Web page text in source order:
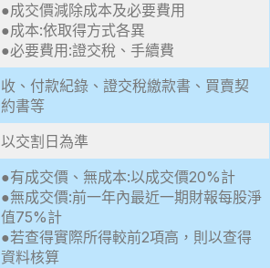
●成交價減除成本及必要費用
●成本:依取得方式各異
●必要費用:證交稅、手續費
收、付款紀錄、證交稅繳款書、買賣契
約書等
以交割日為準
●有成交價、無成本:以成交價20%計
●無成交價:前一年內最近一期財報每股淨
值75%計
●若查得實際所得較前2項高，則以查得
資料核算